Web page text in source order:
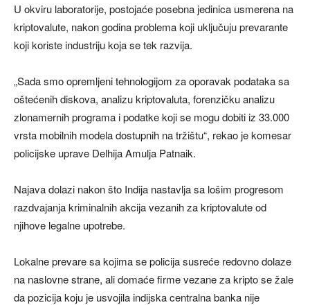
U okviru laboratorije, postojaće posebna jedinica usmerena na
kriptovalute, nakon godina problema koji uključuju prevarante
koji koriste industriju koja se tek razvija.
„Sada smo opremljeni tehnologijom za oporavak podataka sa
oštećenih diskova, analizu kriptovaluta, forenzičku analizu
zlonamernih programa i podatke koji se mogu dobiti iz 33.000
vrsta mobilnih modela dostupnih na tržištu“, rekao je komesar
policijske uprave Delhija Amulja Patnaik.
Najava dolazi nakon što Indija nastavlja sa lošim progresom
razdvajanja kriminalnih akcija vezanih za kriptovalute od
njihove legalne upotrebe.
Lokalne prevare sa kojima se policija susreće redovno dolaze
na naslovne strane, ali domaće firme vezane za kripto se žale
da pozicija koju je usvojila indijska centralna banka nije